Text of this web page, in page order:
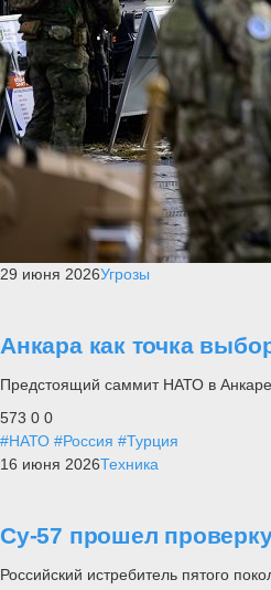
29 июня 2026Угрозы
Анкара как точка
Предстоящий саммит НАТО в Анкаре
573 0 0
#НАТО #Россия #Турция
16 июня 2026Техника
Су-57 прошел
Российский истребитель пятого